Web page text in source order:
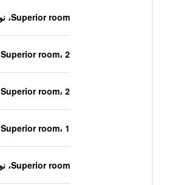
Superior room، نوع السرير غير معروف
Superior room، 2 من أسرّة التوأم
Superior room، 2 من أسرّة التوأم
Superior room، 1 سرير كينغ
Superior room، نوع السرير غير معروف